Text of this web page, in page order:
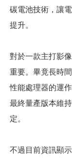
碳電池技術，讓
提升。
對於一款主打影
重要。畢竟長時
性能處理器的運
最終量產版本維
定。
不過目前資訊顯